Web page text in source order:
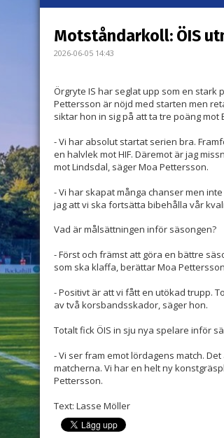
Motståndarkoll: ÖIS
2026-06-05 14:43
Örgryte IS har seglat upp som en stark
Pettersson är nöjd med starten men
siktar hon in sig på att ta tre poäng mot
- Vi har absolut startat serien bra.
en halvlek mot HIF. Däremot är jag
mot Lindsdal, säger Moa Pettersson.
- Vi har skapat många chanser men
jag att vi ska fortsätta bibehålla vår
Vad är målsättningen inför säsongen?
- Först och främst att göra en bättre
som ska klaffa, berättar Moa
- Positivt är att vi fått en utökad trupp.
av två korsbandsskador, säger hon.
Totalt fick ÖIS in sju nya spelare inför
- Vi ser fram emot lördagens match.
matcherna. Vi har en helt ny
Pettersson.
Text: Lasse Möller